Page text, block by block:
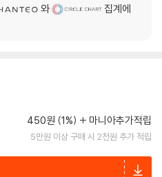
와
집계에
450원 (1%) 마니아추가적립
5만원 이상 구매 시 2천원 추가 적립